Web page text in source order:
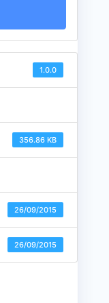
1.0.0
356.86 KB
26/09/2015
26/09/2015